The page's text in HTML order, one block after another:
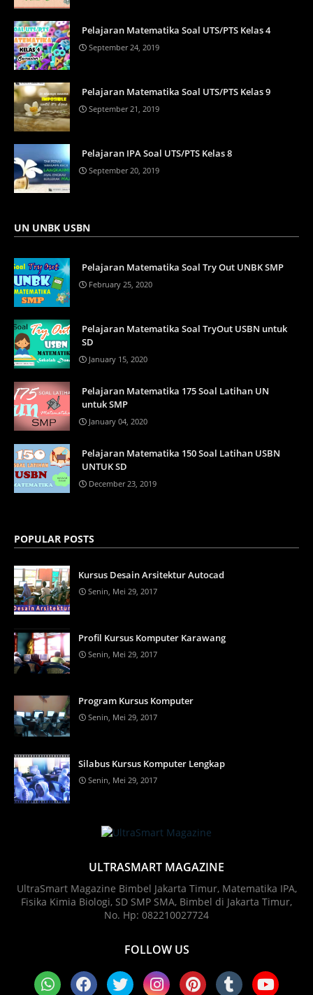
Pelajaran Matematika Soal UTS/PTS Kelas 4
September 24, 2019
Pelajaran Matematika Soal UTS/PTS Kelas 9
September 21, 2019
Pelajaran IPA Soal UTS/PTS Kelas 8
September 20, 2019
UN UNBK USBN
Pelajaran Matematika Soal Try Out UNBK SMP
February 25, 2020
Pelajaran Matematika Soal TryOut USBN untuk
SD
January 15, 2020
Pelajaran Matematika 175 Soal Latihan UN
untuk SMP
January 04, 2020
Pelajaran Matematika 150 Soal Latihan USBN
UNTUK SD
December 23, 2019
POPULAR POSTS
Kursus Desain Arsitektur Autocad
Senin, Mei 29, 2017
Profil Kursus Komputer Karawang
Senin, Mei 29, 2017
Program Kursus Komputer
Senin, Mei 29, 2017
Silabus Kursus Komputer Lengkap
Senin, Mei 29, 2017
ULTRASMART MAGAZINE
UltraSmart Magazine Bimbel Jakarta Timur, Matematika IPA,
Fisika Kimia Biologi, SD SMP SMA, Bimbel di Jakarta Timur,
No. Hp: 082210027724
FOLLOW US